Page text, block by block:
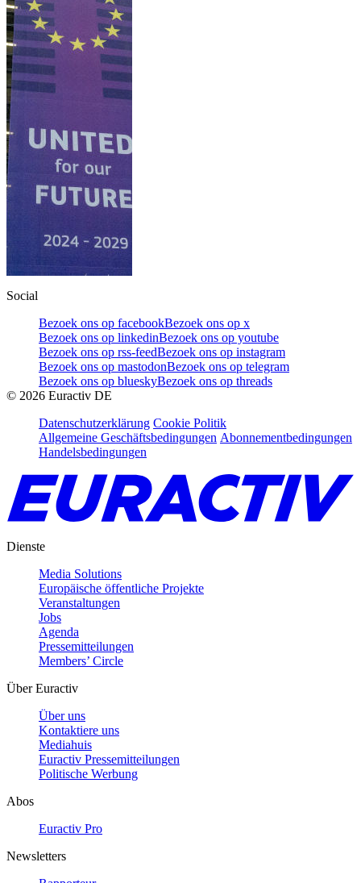
Social
Bezoek ons op facebookBezoek ons op x
Bezoek ons op linkedinBezoek ons op youtube
Bezoek ons op rss-feedBezoek ons op instagram
Bezoek ons op mastodonBezoek ons op telegram
Bezoek ons op blueskyBezoek ons op threads
© 2026 Euractiv DE
Datenschutzerklärung Cookie Politik
Allgemeine Geschäftsbedingungen Abonnementbedingungen
Handelsbedingungen
Dienste
Media Solutions
Europäische öffentliche Projekte
Veranstaltungen
Jobs
Agenda
Pressemitteilungen
Members’ Circle
Über Euractiv
Über uns
Kontaktiere uns
Mediahuis
Euractiv Pressemitteilungen
Politische Werbung
Abos
Euractiv Pro
Newsletters